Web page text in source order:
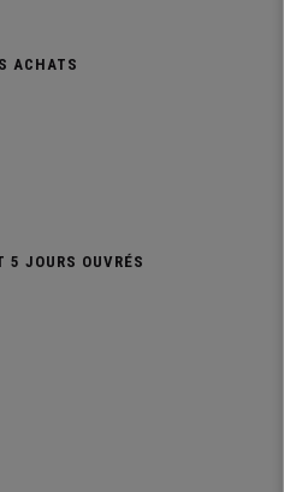
ACHATS
5 JOURS OUVRÉS